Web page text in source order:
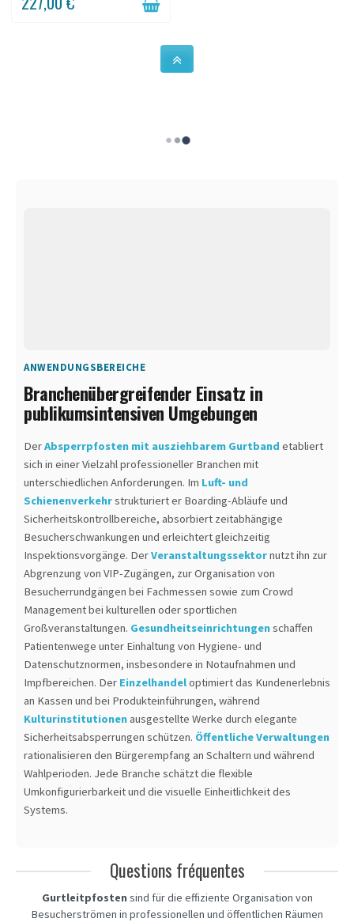
ANWENDUNGSBEREICHE
Branchenübergreifender Einsatz in
publikumsintensiven Umgebungen
DerAbsperrpfosten mit ausziehbarem Gurtband etabliert
sich in einer Vielzahl professioneller Branchen mit
unterschiedlichen Anforderungen. Im Luft- und
Schienenverkehrstrukturiert er Boarding-Abläufe und
Sicherheitskontrollbereiche, absorbiert zeitabhängige
Besucherschwankungen und erleichtert gleichzeitig
Inspektionsvorgänge. DerVeranstaltungssektornutzt ihn zur
Abgrenzung von VIP-Zugängen, zur Organisation von
Besucherrundgängen bei Fachmessen sowie zum Crowd
Management bei kulturellen oder sportlichen
Großveranstaltungen. Gesundheitseinrichtungenschaffen
Patientenwege unter Einhaltung von Hygiene- und
Datenschutznormen, insbesondere in Notaufnahmen und
Impfbereichen. Der Einzelhandeloptimiert das Kundenerlebnis
an Kassen und bei Produkteinführungen, während
Kulturinstitutionen ausgestellte Werke durch elegante
Sicherheitsabsperrungen schützen. Öffentliche Verwaltungen
rationalisieren den Bürgerempfang an Schaltern und während
Wahlperioden. Jede Branche schätzt die flexible
Umkonfigurierbarkeit und die visuelle Einheitlichkeit des
Systems.
Questions fréquentes
Gurtleitpfosten sind für die effiziente Organisation von
Besucherströmen in professionellen und öffentlichen Räumen